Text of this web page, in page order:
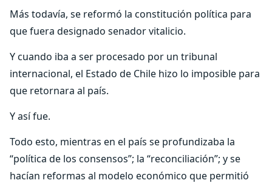
Más todavía, se reformó la constitución política para
que fuera designado senador vitalicio.
Y cuando iba a ser procesado por un tribunal
internacional, el Estado de Chile hizo lo imposible para
que retornara al país.
Y así fue.
Todo esto, mientras en el país se profundizaba la
“política de los consensos”; la “reconciliación”; y se
hacían reformas al modelo económico que permitió